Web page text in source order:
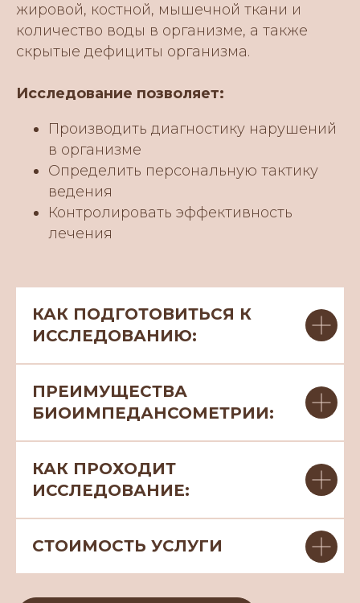
жировой, костной, мышечной ткани и
количество воды в организме, а также
скрытые дефициты организма.
Исследование позволяет:
Производить диагностику нарушений
в организме
Определить персональную тактику
ведения
Контролировать эффективность
лечения
КАК ПОДГОТОВИТЬСЯ К
ИССЛЕДОВАНИЮ:
ПРЕИМУЩЕСТВА
БИОИМПЕДАНСОМЕТРИИ:
КАК ПРОХОДИТ
ИССЛЕДОВАНИЕ:
СТОИМОСТЬ УСЛУГИ